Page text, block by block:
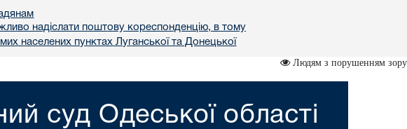
надіслати поштову кореспонденцію, в тому
населених пунктах Луганської та Донецької
Людям з порушенням зору
суд Одеської області